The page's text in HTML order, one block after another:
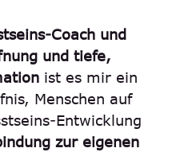
Coach und
und tiefe,
ist es mir ein
Menschen auf
Entwicklung
zur eigenen